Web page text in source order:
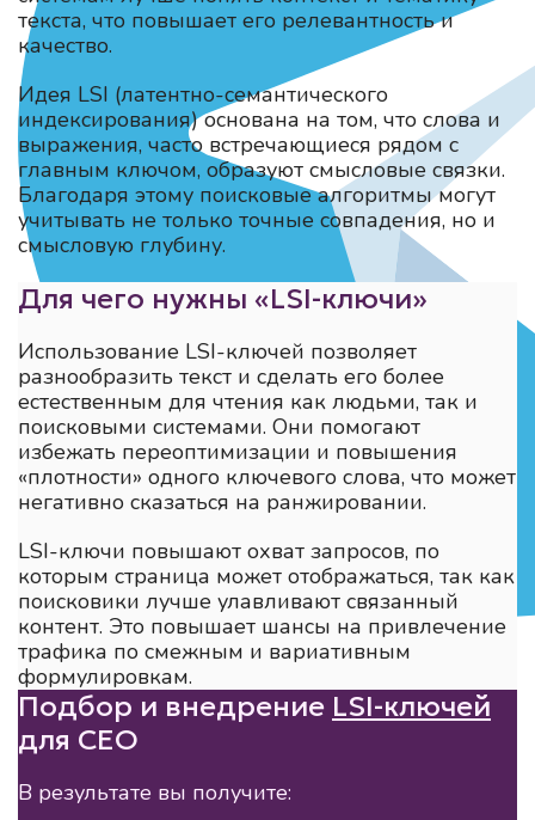
текста, что повышает его релевантность и
качество.
Идея LSI (латентно-семантического
индексирования) основана на том, что слова и
выражения, часто встречающиеся рядом с
главным ключом, образуют смысловые связки.
Благодаря этому поисковые алгоритмы могут
учитывать не только точные совпадения, но и
смысловую глубину.
Для чего нужны «LSI-ключи»
Использование LSI-ключей позволяет
разнообразить текст и сделать его более
естественным для чтения как людьми, так и
поисковыми системами. Они помогают
избежать переоптимизации и повышения
«плотности» одного ключевого слова, что может
негативно сказаться на ранжировании.
LSI-ключи повышают охват запросов, по
которым страница может отображаться, так как
поисковики лучше улавливают связанный
контент. Это повышает шансы на привлечение
трафика по смежным и вариативным
формулировкам.
Подбор и внедрение LSI-ключей
для СЕО
В результате вы получите: